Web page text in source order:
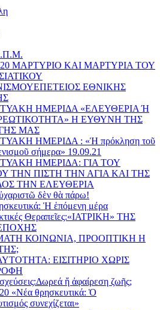
ΜΑΡΤΥΡΙΟ ΚΑI ΜΑΡΤΥΡIΑ ΤΟΥ
EΘΝΙΚHΣ
ΗΜΕΡΙΔΑ «EΛΕΥΘΕΡΙΑ Ή
Η ΕΥΘΥΝΗ ΤΗΣ
ΜΑΣ
ΗΜΕΡΙΔΑ : «Ἡ πρόκληση τοῦ
σήμερα» 19.09.21
ΗΜΕΡΙΔΑ: ΓΙΑ ΤΟΥ
ΤΗΝ ΠΙΣΤΗ ΤΗΝ ΑΓΙΑ ΚΑΙ ΤΗΣ
ΤΗΝ ΕΛΕΥΘΕΡΙΑ
δὲν θὰ πάρω!
Ἡ ἑπόμενη μέρα
Θεραπεῖες:«ΙΑΤΡΙΚΗ» ΤΗΣ
ΚΟΙΝΩΝΙΑ, ΠΡΟΟΠΤΙΚΗ Η
ΕΙΣΙΤΗΡΙΟ ΧΩΡΙΣ
Δωρεά ἤ ἀφαίρεση ζωῆς;
«Νέα θρησκευτικά: Ὁ
συνεχίζεται»